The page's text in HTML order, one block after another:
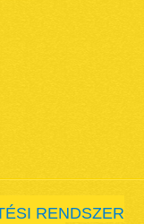
RENDSZER